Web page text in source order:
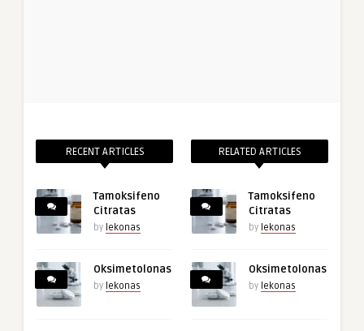
RECENT ARTICLES
Tamoksifeno
Citratas
by lekonas
Oksimetolonas
by lekonas
RELATED ARTICLES
Tamoksifeno
Citratas
by lekonas
Oksimetolonas
by lekonas